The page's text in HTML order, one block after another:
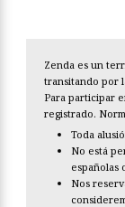
Zenda es un
transitando por
Para participar
registrado.
Toda
No está
españolas
Nos